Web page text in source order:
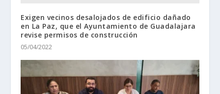
Exigen vecinos desalojados de edificio dañado
en La Paz, que el Ayuntamiento de Guadalajara
revise permisos de construcción
05/04/2022